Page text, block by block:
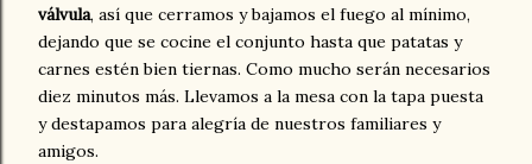
válvula, así que cerramos y bajamos el fuego al mínimo,
dejando que se cocine el conjunto hasta que patatas y
carnes estén bien tiernas. Como mucho serán necesarios
diez minutos más. Llevamos a la mesa con la tapa puesta
y destapamos para alegría de nuestros familiares y
amigos.